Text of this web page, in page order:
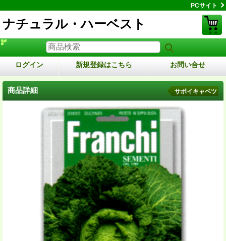
PCサイト
ナチュラル・ハーベスト
ログイン 新規登録はこちら お問い合せ
商品詳細 サボイキャベツ